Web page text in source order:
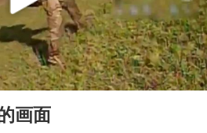
中方回应是否在太平洋海底开采稀土
深圳地面沉降致车辆损坏系谣言
国足1分钟轰2球
00:37
画面